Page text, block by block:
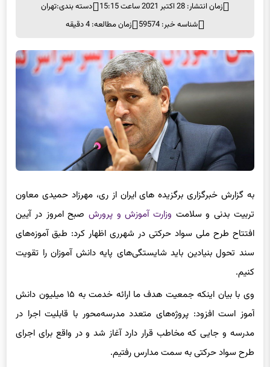
زمان انتشار: 28 اکتبر 2021 ساعت 15:15 دسته بندی:تهران
شناسه خبر: 59574
زمان مطالعه: 4 دقیقه
به گزارش خبرگزاری برگزیده های ایران از ری، مهرزاد حمیدی معاون
تربیت بدنی و سلامت وزارت آموزش و پرورش صبح امروز در آیین
افتتاح طرح ملی سواد حرکتی در شهرری اظهار کرد: طبق آموزه‌های
سند تحول بنیادین باید شایستگی‌های پایه دانش آموزان را تقویت
کنیم.
وی با بیان اینکه جمعیت هدف ما ارائه خدمت به ۱۵ میلیون دانش
آموز است افزود: پروژه‌های متعدد مدرسه‌محور با قابلیت اجرا در
مدرسه و جایی که مخاطب قرار دارد آغاز شد و در واقع برای اجرای
طرح سواد حرکتی به سمت مدارس رفتیم.